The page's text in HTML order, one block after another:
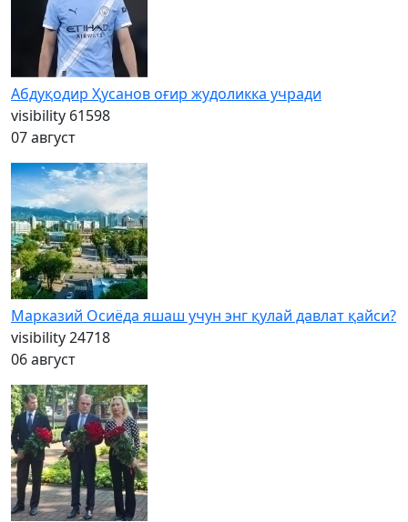
Абдуқодир Ҳусанов оғир жудоликка учради
visibility 61598
07 август
Марказий Осиёда яшаш учун энг қулай давлат қайси?
visibility24718
06 август